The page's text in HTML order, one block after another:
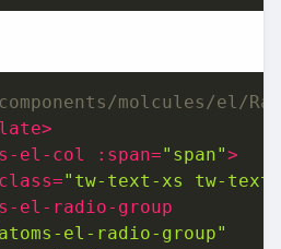
molcules/el/
>
el-col :span="span">
class="tw-text-xs tw-text-
el-radio-group
el-radio-group"